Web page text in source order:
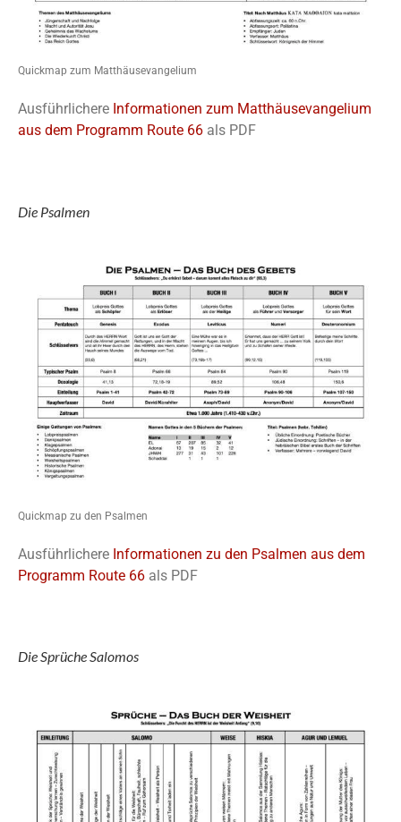
Quickmap zum Matthäusevangelium
Ausführlichere Informationen zum Matthäusevangelium
aus dem Programm Route 66 als PDF
Die Psalmen
Quickmap zu den Psalmen
Ausführlichere Informationen zu den Psalmen aus dem
Programm Route 66 als PDF
Die Sprüche Salomos